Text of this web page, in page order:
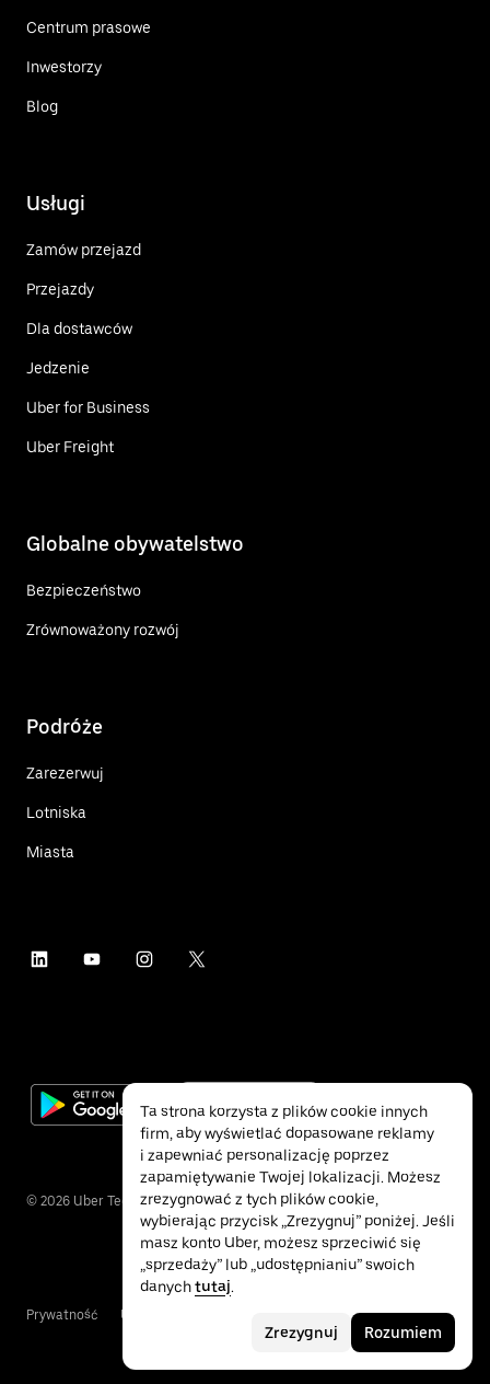
Centrum prasowe
Inwestorzy
Blog
Usługi
Zamów przejazd
Przejazdy
Dla dostawców
Jedzenie
Uber for Business
Uber Freight
Globalne obywatelstwo
Bezpieczeństwo
Zrównoważony rozwój
Podróże
Zarezerwuj
Lotniska
Miasta
© 2026 Uber Technologies Inc.
Prywatność Ułatwienia dostępu
Ta strona korzysta z plików cookie innych
firm, aby wyświetlać dopasowane reklamy
i zapewniać personalizację poprzez
zapamiętywanie Twojej lokalizacji. Możesz
zrezygnować z tych plików cookie,
wybierając przycisk „Zrezygnuj” poniżej. Jeśli
masz konto Uber, możesz sprzeciwić się
„sprzedaży” lub „udostępnianiu” swoich
danychtutaj.
Zrezygnuj Rozumiem